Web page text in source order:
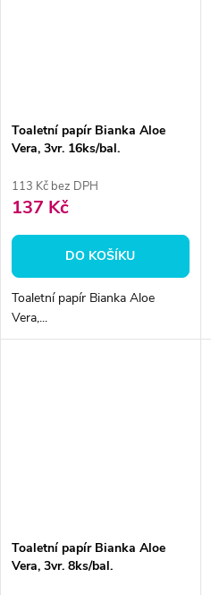
Toaletní papír Bianka Aloe
Vera, 3vr. 16ks/bal.
113 Kč bez DPH
137 Kč
DO KOŠÍKU
Toaletní papír Bianka Aloe
Vera,...
Toaletní papír Bianka Aloe
Vera, 3vr. 8ks/bal.